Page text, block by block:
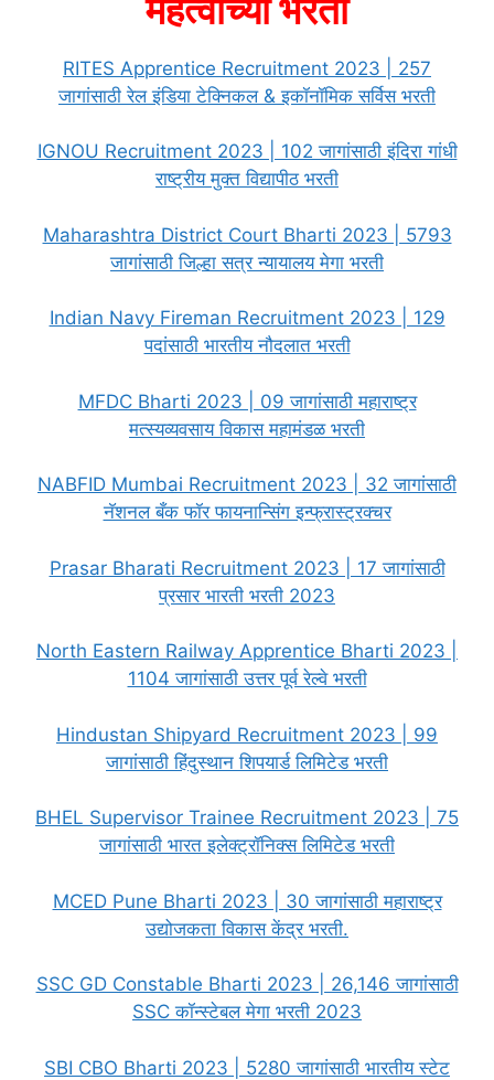
महत्वाच्या भरती
RITES Apprentice Recruitment 2023 | 257
जागांसाठी रेल इंडिया टेक्निकल & इकॉनॉमिक सर्विस भरती
IGNOU Recruitment 2023 | 102 जागांसाठी इंदिरा गांधी
राष्ट्रीय मुक्त विद्यापीठ भरती
Maharashtra District Court Bharti 2023 | 5793
जागांसाठी जिल्हा सत्र न्यायालय मेगा भरती
Indian Navy Fireman Recruitment 2023 | 129
पदांसाठी भारतीय नौदलात भरती
MFDC Bharti 2023 | 09 जागांसाठी महाराष्ट्र
मत्स्यव्यवसाय विकास महामंडळ भरती
NABFID Mumbai Recruitment 2023 | 32 जागांसाठी
नॅशनल बँक फॉर फायनान्सिंग इन्फ्रास्ट्रक्चर
Prasar Bharati Recruitment 2023 | 17 जागांसाठी
प्रसार भारती भरती 2023
North Eastern Railway Apprentice Bharti 2023 |
1104 जागांसाठी उत्तर पूर्व रेल्वे भरती
Hindustan Shipyard Recruitment 2023 | 99
जागांसाठी हिंदुस्थान शिपयार्ड लिमिटेड भरती
BHEL Supervisor Trainee Recruitment 2023 | 75
जागांसाठी भारत इलेक्ट्रॉनिक्स लिमिटेड भरती
MCED Pune Bharti 2023 | 30 जागांसाठी महाराष्ट्र
उद्योजकता विकास केंद्र भरती.
SSC GD Constable Bharti 2023 | 26,146 जागांसाठी
SSC कॉन्स्टेबल मेगा भरती 2023
SBI CBO Bharti 2023 | 5280 जागांसाठी भारतीय स्टेट